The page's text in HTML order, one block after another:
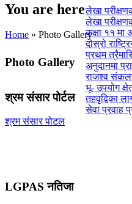
लेखा
लेखा
कक्षा ११ मा
दोस्रो
प्रथम
अनुदानमा
राजश्व संकलन
भू- उपयोग
तहवृद्विका
सेवा प्रवाह
You are here
Home » Photo Gallery
Photo Gallery
श्रम संसार पोर्टल
श्रम संसार पोटल
LGPAS नतिजा